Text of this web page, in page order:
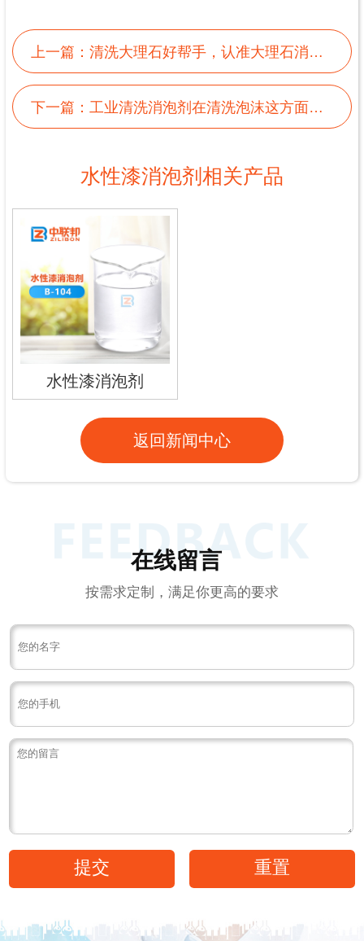
上一篇： 清洗大理石好帮手，认准大理石消泡剂
下一篇： 工业清洗消泡剂在清洗泡沫这方面可不会让你失望
水性漆消泡剂相关产品
水性漆消泡剂
返回新闻中心
在线留言
按需求定制，满足你更高的要求